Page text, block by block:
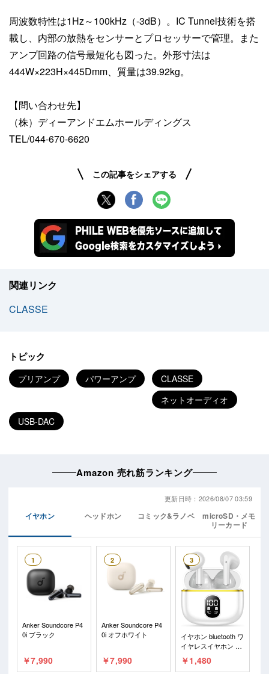
周波数特性は1Hz～100kHz（-3dB）。IC Tunnel技術を搭
載し、内部の放熱をセンサーとプロセッサーで管理。また
アンプ回路の信号最短化も図った。外形寸法は
444W×223H×445Dmm、質量は39.92kg。
【問い合わせ先】
（株）ディーアンドエムホールディングス
TEL/044-670-6620
この記事をシェアする
関連リンク
CLASSE
トピック
プリアンプ パワーアンプ
CLASSE
ネットオーディオ
USB-DAC